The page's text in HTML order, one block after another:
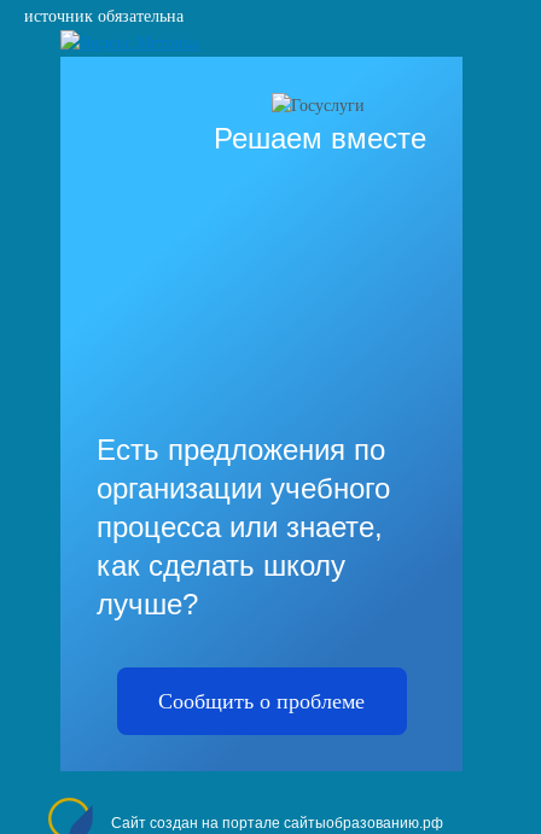
источник обязательна
Решаем вместе
Есть предложения по
организации учебного
процесса или знаете,
как сделать школу
лучше?
Сообщить о проблеме
Сайт создан на портале сайтыобразованию.рф